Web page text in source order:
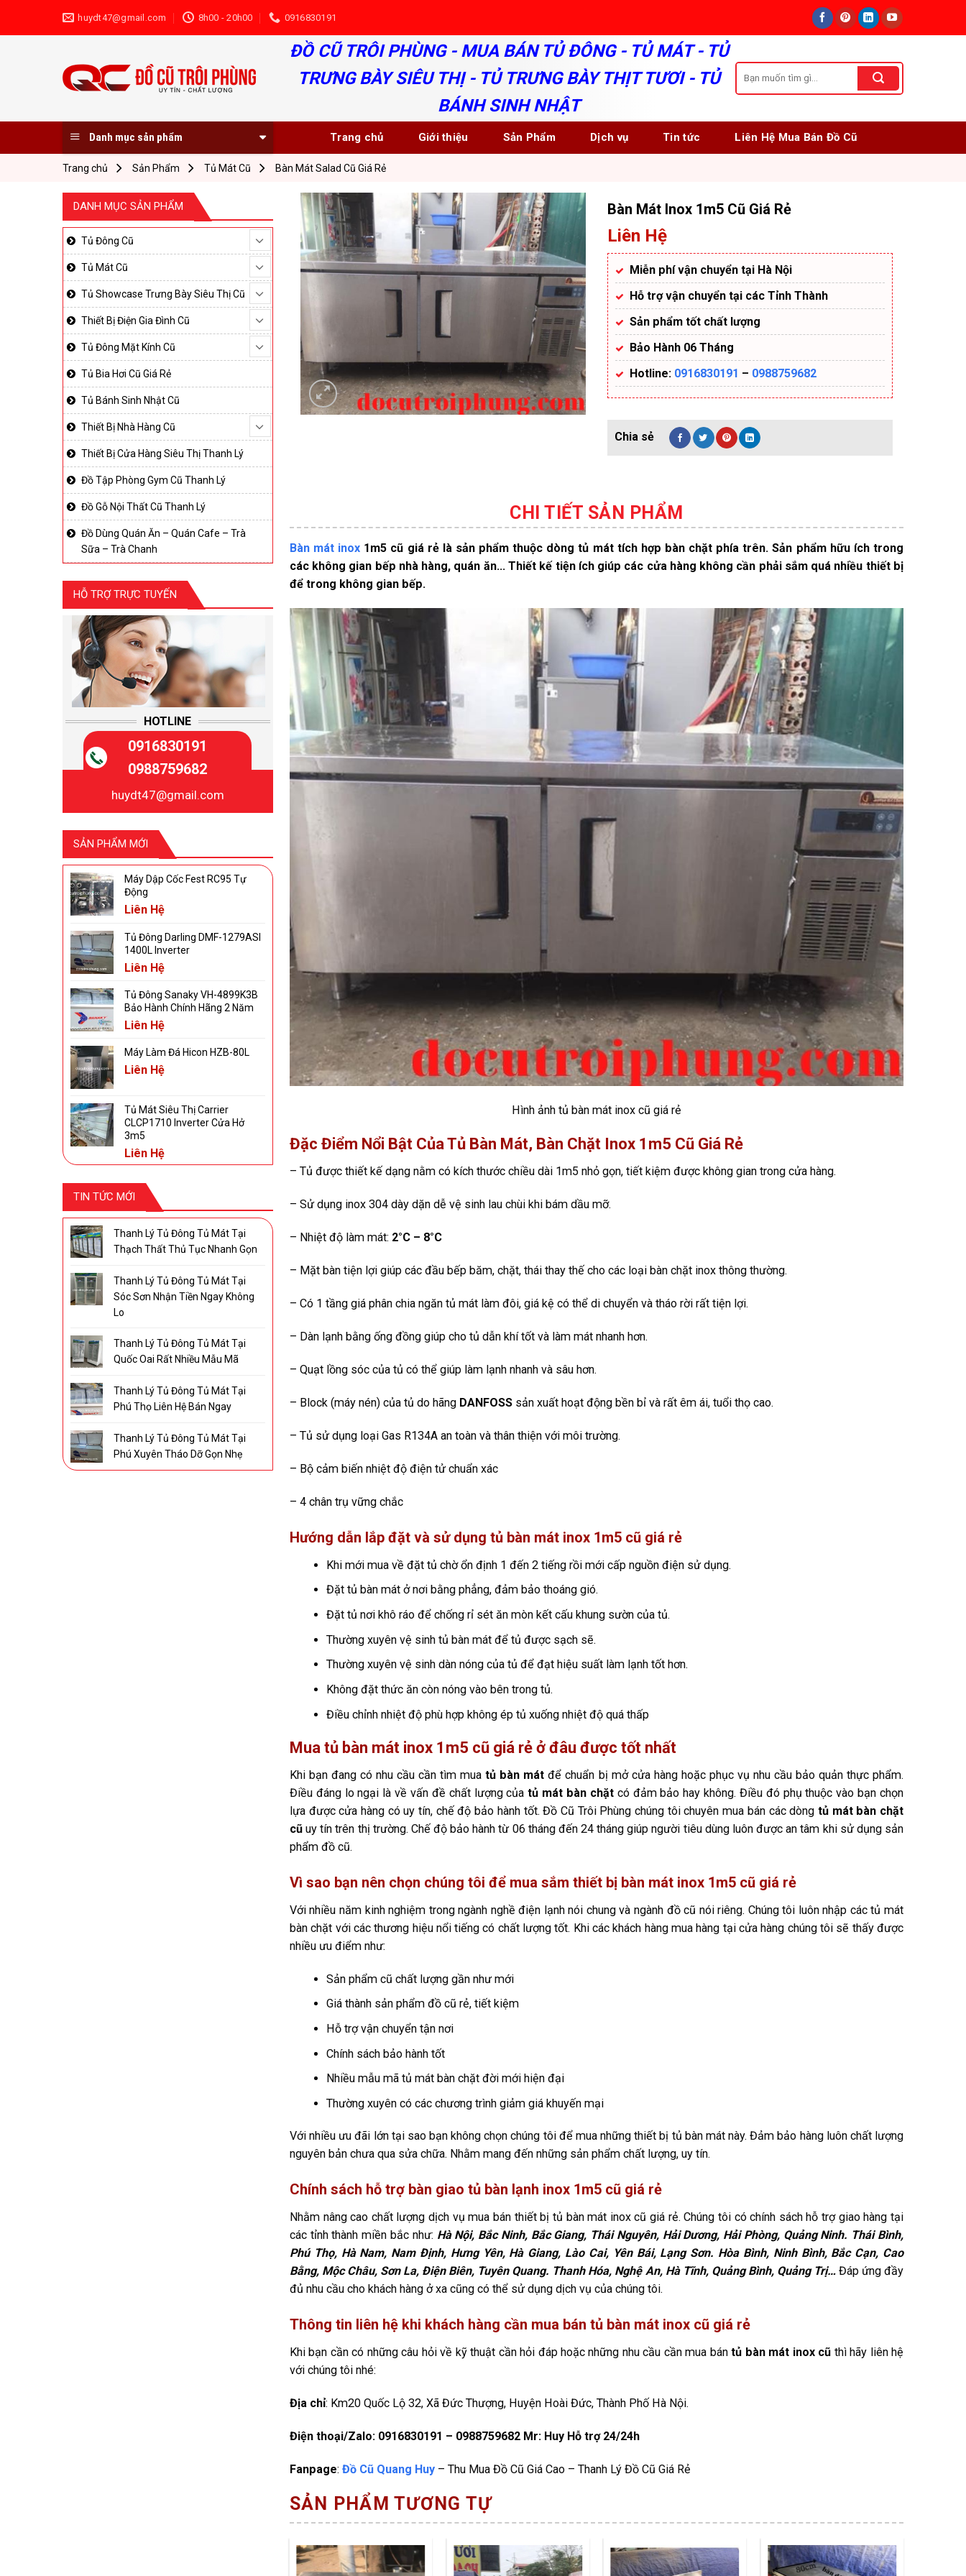
huydt47@gmail.com 8h00 - 20h00 0916830191
ĐỒ CŨ TRÔI PHÙNG - MUA BÁN TỦ ĐÔNG - TỦ MÁT - TỦ
TRƯNG BÀY SIÊU THỊ - TỦ TRƯNG BÀY THỊT TƯƠI - TỦ
BÁNH SINH NHẬT
kiếm:
Danh mục sản phẩm Trang chủ Giới thiệu Sản Phẩm Dịch vụ Tin tức Liên Hệ Mua Bán Đồ Cũ
Trang chủ Sản Phẩm Tủ Mát Cũ Bàn Mát Salad Cũ Giá Rẻ
Bàn Mát Inox 1m5 Cũ Giá Rẻ
Liên Hệ
Miễn phí vận chuyển tại Hà Nội
Hỗ trợ vận chuyển tại các Tỉnh Thành
Sản phẩm tốt chất lượng
Bảo Hành 06 Tháng
Hotline: 0916830191 – 0988759682
CHI TIẾT SẢN PHẨM
Bàn mát inox 1m5 cũ giá rẻ là sản phẩm thuộc dòng tủ mát tích hợp bàn chặt phía trên. Sản phẩm hữu ích trong
các không gian bếp nhà hàng, quán ăn… Thiết kế tiện ích giúp các cửa hàng không cần phải sắm quá nhiều thiết bị
để trong không gian bếp.
Hình ảnh tủ bàn mát inox cũ giá rẻ
Đặc Điểm Nổi Bật Của Tủ Bàn Mát, Bàn Chặt Inox 1m5 Cũ Giá Rẻ
– Tủ được thiết kế dạng nằm có kích thước chiều dài 1m5 nhỏ gọn, tiết kiệm được không gian trong cửa hàng.
– Sử dụng inox 304 dày dặn dễ vệ sinh lau chùi khi bám dầu mỡ.
– Nhiệt độ làm mát: 2°C – 8°C
– Mặt bàn tiện lợi giúp các đầu bếp băm, chặt, thái thay thế cho các loại bàn chặt inox thông thường.
– Có 1 tầng giá phân chia ngăn tủ mát làm đôi, giá kệ có thể di chuyển và tháo rời rất tiện lợi.
– Dàn lạnh bằng ống đồng giúp cho tủ dẫn khí tốt và làm mát nhanh hơn.
– Quạt lồng sóc của tủ có thể giúp làm lạnh nhanh và sâu hơn.
– Block (máy nén) của tủ do hãng DANFOSSsản xuất hoạt động bền bỉ và rất êm ái, tuổi thọ cao.
– Tủ sử dụng loại Gas R134A an toàn và thân thiện với môi trường.
– Bộ cảm biến nhiệt độ điện tử chuẩn xác
– 4 chân trụ vững chắc
Hướng dẫn lắp đặt và sử dụng tủ bàn mát inox 1m5 cũ giá rẻ
Khi mới mua về đặt tủ chờ ổn định 1 đến 2 tiếng rồi mới cấp nguồn điện sử dụng.
Đặt tủ bàn mát ở nơi bằng phẳng, đảm bảo thoáng gió.
Đặt tủ nơi khô ráo để chống rỉ sét ăn mòn kết cấu khung sườn của tủ.
Thường xuyên vệ sinh tủ bàn mát để tủ được sạch sẽ.
Thường xuyên vệ sinh dàn nóng của tủ để đạt hiệu suất làm lạnh tốt hơn.
Không đặt thức ăn còn nóng vào bên trong tủ.
Điều chỉnh nhiệt độ phù hợp không ép tủ xuống nhiệt độ quá thấp
Mua tủ bàn mát inox 1m5 cũ giá rẻ ở đâu được tốt nhất
Khi bạn đang có nhu cầu cần tìm muatủ bàn mát để chuẩn bị mở cửa hàng hoặc phục vụ nhu cầu bảo quản thực phẩm.
Điều đáng lo ngại là về vấn đề chất lượng củatủ mát bàn chặtcó đảm bảo hay không. Điều đó phụ thuộc vào bạn chọn
lựa được cửa hàng có uy tín, chế độ bảo hành tốt. Đồ Cũ Trôi Phùng chúng tôi chuyên mua bán các dòng tủ mát bàn chặt
cũuy tín trên thị trường. Chế độ bảo hành từ 06 tháng đến 24 tháng giúp người tiêu dùng luôn được an tâm khi sử dụng sản
phẩm đồ cũ.
Vì sao bạn nên chọn chúng tôi để mua sắm thiết bị bàn mát inox 1m5 cũ giá rẻ
Với nhiều năm kinh nghiệm trong ngành nghề điện lạnh nói chung và ngành đồ cũ nói riêng. Chúng tôi luôn nhập các tủ mát
bàn chặt với các thương hiệu nổi tiếng có chất lượng tốt. Khi các khách hàng mua hàng tại cửa hàng chúng tôi sẽ thấy được
nhiều ưu điểm như:
Sản phẩm cũ chất lượng gần như mới
Giá thành sản phẩm đồ cũ rẻ, tiết kiệm
Hỗ trợ vận chuyển tận nơi
Chính sách bảo hành tốt
Nhiều mẫu mã tủ mát bàn chặt đời mới hiện đại
Thường xuyên có các chương trình giảm giá khuyến mại
Với nhiều ưu đãi lớn tại sao bạn không chọn chúng tôi để mua những thiết bị tủ bàn mát này. Đảm bảo hàng luôn chất lượng
nguyên bản chưa qua sửa chữa. Nhằm mang đến những sản phẩm chất lượng, uy tín.
Chính sách hỗ trợ bàn giao tủ bàn lạnh inox 1m5 cũ giá rẻ
Nhằm nâng cao chất lượng dịch vụ mua bán thiết bị tủ bàn mát inox cũ giá rẻ. Chúng tôi có chính sách hỗ trợ giao hàng tại
các tỉnh thành miền bắc như: Hà Nội, Bắc Ninh, Bắc Giang, Thái Nguyên, Hải Dương, Hải Phòng, Quảng Ninh. Thái Bình,
Phú Thọ, Hà Nam, Nam Định, Hưng Yên, Hà Giang, Lào Cai, Yên Bái, Lạng Sơn. Hòa Bình, Ninh Bình, Bắc Cạn, Cao
Bằng, Mộc Châu, Sơn La, Điện Biên, Tuyên Quang. Thanh Hóa, Nghệ An, Hà Tĩnh, Quảng Bình, Quảng Trị…Đáp ứng đầy
đủ nhu cầu cho khách hàng ở xa cũng có thể sử dụng dịch vụ của chúng tôi.
Thông tin liên hệ khi khách hàng cần mua bán tủ bàn mát inox cũ giá rẻ
Khi bạn cần có những câu hỏi về kỹ thuật cần hỏi đáp hoặc những nhu cầu cần mua bántủ bàn mát inox cũ thì hãy liên hệ
với chúng tôi nhé:
Địa chỉ: Km20 Quốc Lộ 32, Xã Đức Thượng, Huyện Hoài Đức, Thành Phố Hà Nội.
Điện thoại/Zalo: 0916830191 – 0988759682 Mr: Huy Hỗ trợ 24/24h
Fanpage: Đồ Cũ Quang Huy– Thu Mua Đồ Cũ Giá Cao – Thanh Lý Đồ Cũ Giá Rẻ
SẢN PHẨM TƯƠNG TỰ
DANH MỤC SẢN PHẨM
Tủ Đông Cũ
Tủ Mát Cũ
Tủ Showcase Trưng Bày Siêu Thị Cũ
Thiết Bị Điện Gia Đình Cũ
Tủ Đông Mặt Kính Cũ
Tủ Bia Hơi Cũ Giá Rẻ
Tủ Bánh Sinh Nhật Cũ
Thiết Bị Nhà Hàng Cũ
Thiết Bị Cửa Hàng Siêu Thị Thanh Lý
Đồ Tập Phòng Gym Cũ Thanh Lý
Đồ Gỗ Nội Thất Cũ Thanh Lý
Đồ Dùng Quán Ăn – Quán Cafe – Trà
Sữa – Trà Chanh
HỖ TRỢ TRỰC TUYẾN
HOTLINE
0916830191
0988759682
huydt47@gmail.com
SẢN PHẨM MỚI
Máy Dập Cốc Fest RC95 Tự
Động
Liên Hệ
Tủ Đông Darling DMF-1279ASI
1400L Inverter
Liên Hệ
Tủ Đông Sanaky VH-4899K3B
Bảo Hành Chính Hãng 2 Năm
Liên Hệ
Máy Làm Đá Hicon HZB-80L
Liên Hệ
Tủ Mát Siêu Thị Carrier
CLCP1710 Inverter Cửa Hở
3m5
Liên Hệ
TIN TỨC MỚI
Thanh Lý Tủ Đông Tủ Mát Tại
Thạch Thất Thủ Tục Nhanh Gọn
Thanh Lý Tủ Đông Tủ Mát Tại
Sóc Sơn Nhận Tiền Ngay Không
Lo
Thanh Lý Tủ Đông Tủ Mát Tại
Quốc Oai Rất Nhiều Mẫu Mã
Thanh Lý Tủ Đông Tủ Mát Tại
Phú Thọ Liên Hệ Bán Ngay
Thanh Lý Tủ Đông Tủ Mát Tại
Phú Xuyên Tháo Dỡ Gọn Nhẹ